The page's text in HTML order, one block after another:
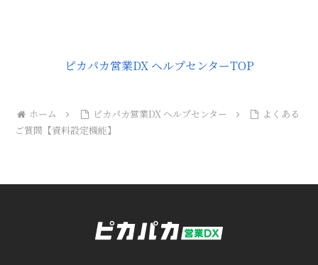
ピカパカ営業DX ヘルプセンターTOP
ホーム ピカパカ営業DX ヘルプセンター
よくある
ご質問【資料設定機能】